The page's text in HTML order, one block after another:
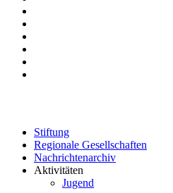
Stiftung
Regionale Gesellschaften
Nachrichtenarchiv
Aktivitäten
Jugend